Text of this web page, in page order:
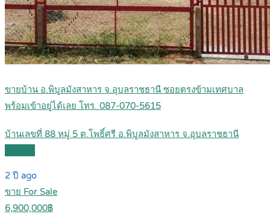
ขายบ้าน อ.พิบูลมังสาหาร จ.อุบลราชธานี ซอยตรงข้ามเทศบาล
พร้อมเข้าอยู่ได้เลย โทร. 087-070-5615
บ้านเลขที่ 88 หมู่ 5 ต.โพธิ์ศรี อ.พิบูลมังสาหาร จ.อุบลราชธานี
2 ปี ago
ขาย For Sale
6,900,000฿